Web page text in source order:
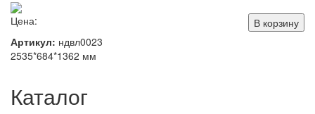
Цена:
В корзину
Артикул: ндвл0023
2535*684*1362 мм
Каталог